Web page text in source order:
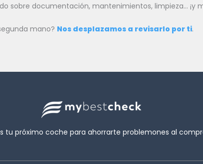
sobre documentación, mantenimientos, limpieza… ¡y
mano? Nos desplazamos a revisarlo por ti.
tu próximo coche para ahorrarte problemones al